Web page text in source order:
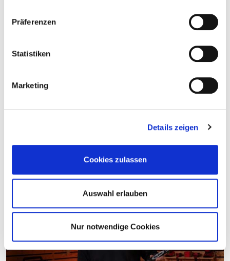
Präferenzen
Statistiken
Marketing
Details zeigen
Cookies zulassen
Auswahl erlauben
Nur notwendige Cookies
Köpfchen